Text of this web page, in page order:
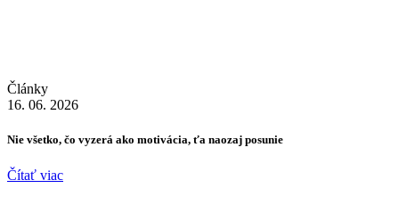
Články
16. 06. 2026
Nie všetko, čo vyzerá ako motivácia, ťa naozaj posunie
Čítať viac